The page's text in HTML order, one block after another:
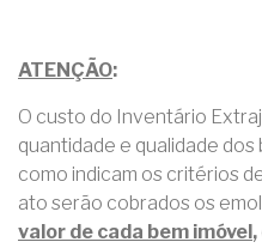
ATENÇÃO:
O custo do Inventário
quantidade e qualidade dos
como indicam os critérios
ato serão cobrados os
valor de cada bem imóvel ,